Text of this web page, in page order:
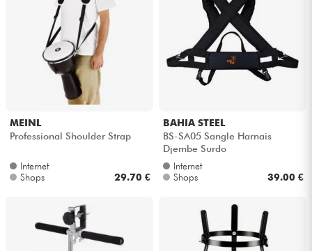
MEINL
Professional Shoulder Strap
Internet
Shops
29.70 €
BAHIA STEEL
BS-SA05 Sangle Harnais
Djembe Surdo
Internet
Shops
39.00 €